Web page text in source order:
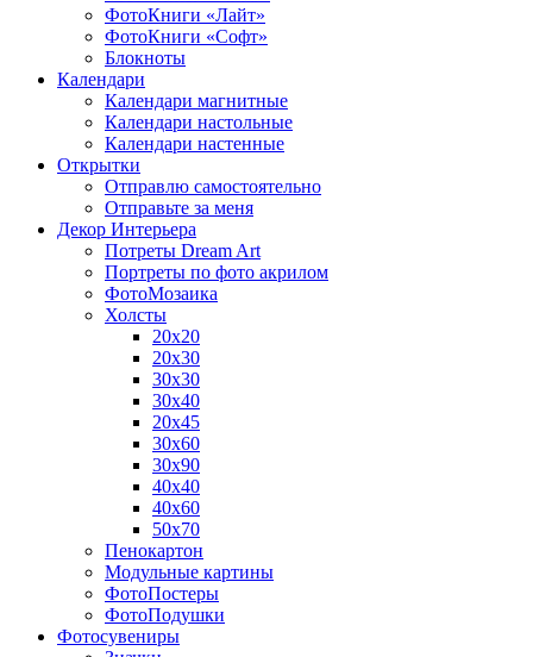
ФотоКниги «Лайт»
ФотоКниги «Софт»
Блокноты
Календари
Календари магнитные
Календари настольные
Календари настенные
Открытки
Отправлю самостоятельно
Отправьте за меня
Декор Интерьера
Потреты Dream Art
Портреты по фото акрилом
ФотоМозаика
Холсты
20х20
20х30
30х30
30х40
20х45
30х60
30х90
40х40
40х60
50х70
Пенокартон
Модульные картины
ФотоПостеры
ФотоПодушки
Фотоcувениры